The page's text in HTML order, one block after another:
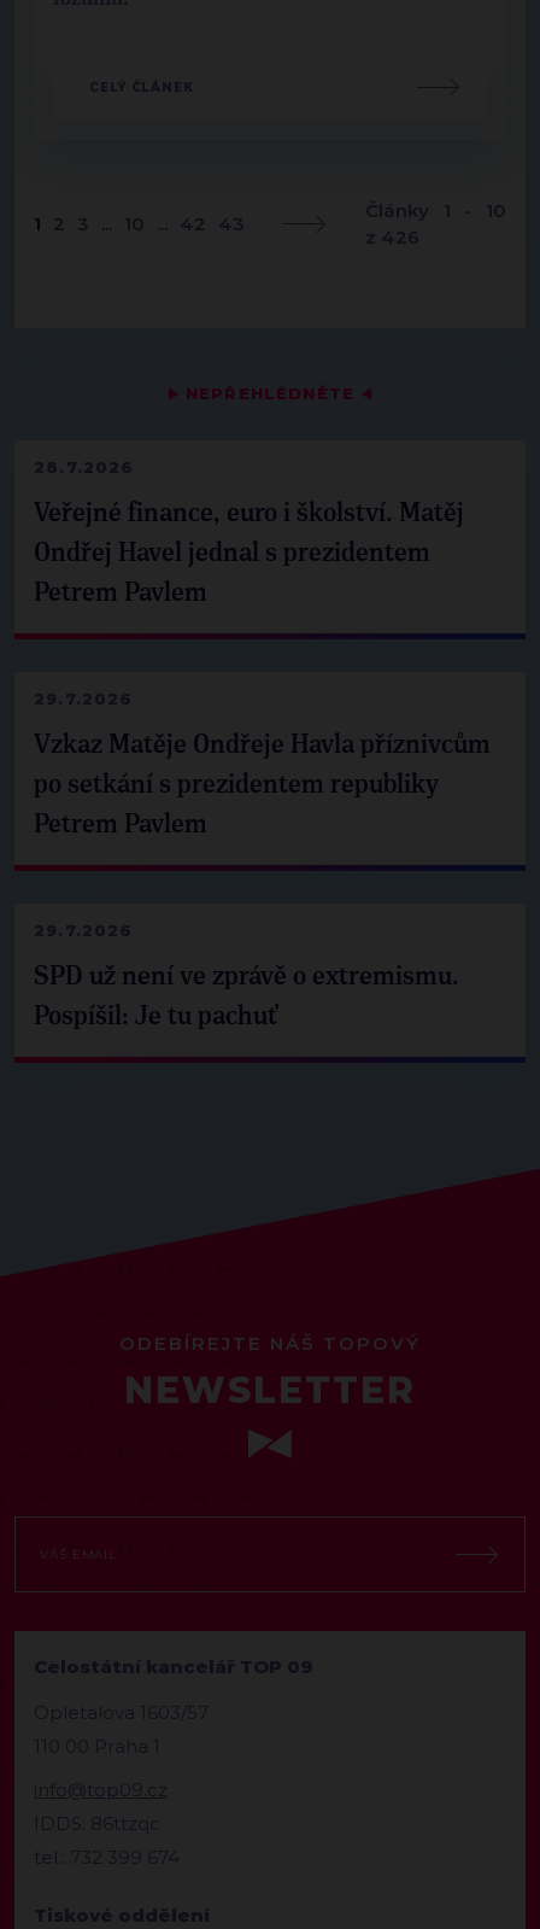
▶ NEPŘEHLÉDNĚTE ◀
28.7.2026
Veřejné finance, euro i školství. Matěj
Ondřej Havel jednal s prezidentem
Petrem Pavlem
29.7.2026
Vzkaz Matěje Ondřeje Havla příznivcům
po setkání s prezidentem republiky
Petrem Pavlem
29.7.2026
SPD už není ve zprávě o extremismu.
Pospíšil: Je tu pachuť
CELÝ ČLÁNEK
1 2 3 10 42 43
Články 1 - 10
z 426
ODEBÍREJTE NÁŠ TOPOVÝ
NEWSLETTER
Celostátní kancelář TOP 09
Opletalova 1603/57
110 00 Praha 1
info@top09.cz
IDDS: 86ttzqc
tel.: 732 399 674
Tiskové oddělení